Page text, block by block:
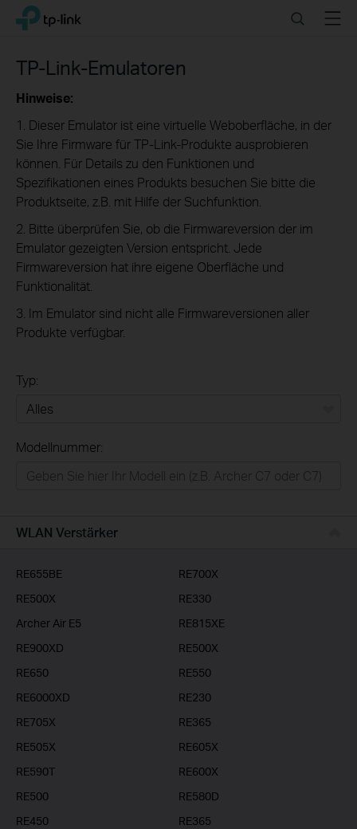
Click
the
navigation
TP-Link, Reliably Smart SearchMenu
TP-Link-Emulatoren
Hinweise:
1. Dieser Emulator ist eine virtuelle Weboberfläche, in der
Sie Ihre Firmware für TP-Link-Produkte ausprobieren
können. Für Details zu den Funktionen und
Spezifikationen eines Produkts besuchen Sie bitte die
Produktseite, z.B. mit Hilfe der Suchfunktion.
2. Bitte überprüfen Sie, ob die Firmwareversion der im
Emulator gezeigten Version entspricht. Jede
Firmwareversion hat ihre eigene Oberfläche und
Funktionalität.
3. Im Emulator sind nicht alle Firmwareversionen aller
Produkte verfügbar.
Typ:
Businessanwender
Modellnummer:
WLAN Verstärker
RE655BE
RE700X
RE500X
RE330
Archer Air E5
RE815XE
RE900XD
RE500X
RE650
RE550
RE6000XD
RE230
RE705X
RE365
RE505X
RE605X
RE590T
RE600X
RE500
RE580D
RE450
RE365